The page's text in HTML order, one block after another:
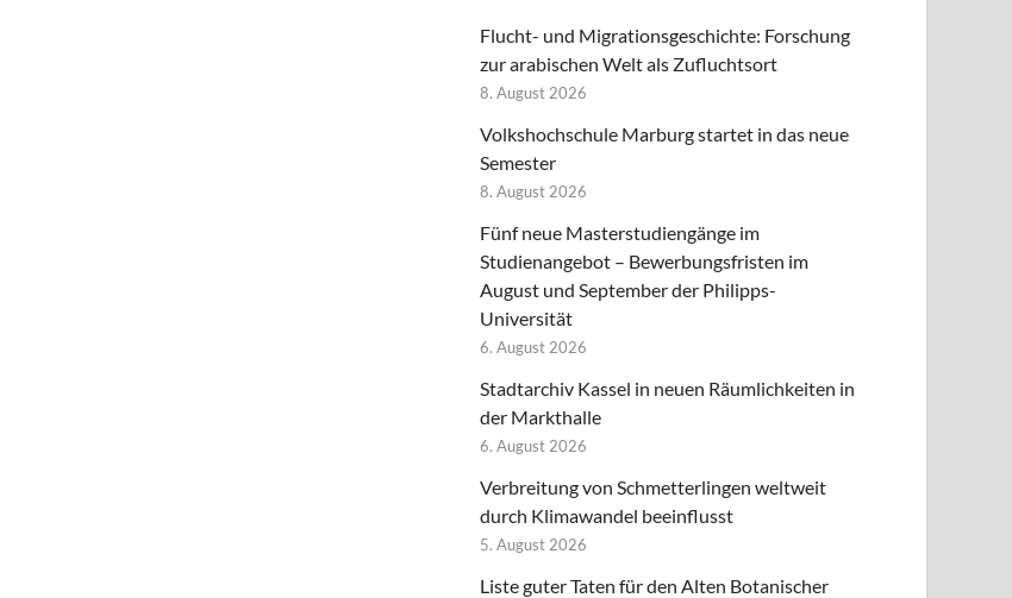
Flucht- und Migrationsgeschichte: Forschung
zur arabischen Welt als Zufluchtsort
8. August 2026
Volkshochschule Marburg startet in das neue
Semester
8. August 2026
Fünf neue Masterstudiengänge im
Studienangebot – Bewerbungsfristen im
August und September der Philipps-
Universität
6. August 2026
Stadtarchiv Kassel in neuen Räumlichkeiten in
der Markthalle
6. August 2026
Verbreitung von Schmetterlingen weltweit
durch Klimawandel beeinflusst
5. August 2026
Liste guter Taten für den Alten Botanischer